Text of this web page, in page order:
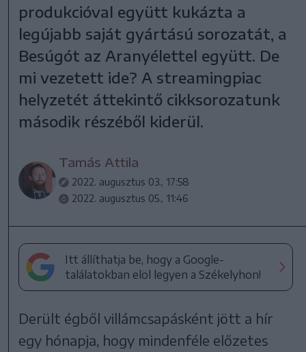
produkcióval együtt kukázta a
legújabb saját gyártású sorozatát, a
Besúgót az Aranyélettel együtt. De
mi vezetett ide? A streamingpiac
helyzetét áttekintő cikksorozatunk
második részéből kiderül.
Tamás Attila
2022. augusztus 03., 17:58
2022. augusztus 05., 11:46
Itt állíthatja be, hogy a Google-
találatokban elöl legyen a Székelyhon!
Derült égből villámcsapásként jött a hír
egy hónapja, hogy mindenféle előzetes